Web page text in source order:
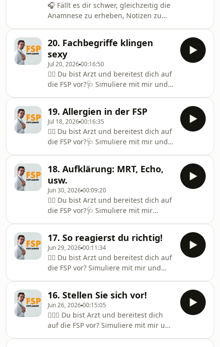
🎧 Fällt es dir schwer, gleichzeitig die
Anamnese zu erheben, Notizen zu
das mit den FSP
AudioPacks https://www.noahsclass.com/fsp-
audiopacks✏️ Tabelle - alles im
Überblick:
https://www.noahsclass.com/post/21-
bayern-konjunktiv-oder-indikativ🩺
Simuliere mit mir und bestehe die
Prüfung beim ersten Mal! Mehr
Informationen über die Sim
20. Fachbegriffe klingen
sexy
Jul 20, 202600:16:50
👨‍⚕️ Du bist Arzt und bereitest dich auf
die FSP vor?🩺 Simuliere mit mir und
Simulationen:🔗
https://www.noahsclass.com📲 Folge
mir auf Social Media und schreib mir
gerne:📸 Instagram: @noahs.class🌍
Website: https://www.noahsclass.com
📧 E-Mail:
noahs.class.info@gmail.com
19. Allergien in der FSP
Jul 18, 202600:16:35
👨‍⚕️ Du bist Arzt und bereitest dich auf
die FSP vor?🩺 Simuliere mit mir und
Simulationen:🔗
https://www.noahsclass.com📝
Transkripte findest du hier:🔗
https://www.noahsclass.com/post/10-
aussprache-und-pluralbildung-
schwieriger-wörter📲 Folge mir auf
Social Media und schreib mir gerne:
📸 Instagram: @noahs.class🌍
Website: https://www.
18. Aufklärung: MRT, Echo,
usw.
Jun 30, 202600:09:20
👨‍⚕️ Du bist Arzt und bereitest dich auf
die FSP vor?🩺 Simuliere mit mir
die
Simulationen:🔗 https://www.noahsclass.com
📝 Transkripte findest du
hier:🔗 https://www.noahsclass.com/post/folge-
18-mrt-echo-gastroskopie-koloskopie-
schlaflabor📲 Folge mir auf Social
Media und schreib mir gerne:📸
Instagram: @noahs.class🌍
Website: https://w
17. So reagierst du richtig!
Jun 29, 202600:11:34
👨‍⚕️ Du bist Arzt und bereitest dich auf
die FSP vor? Simuliere mit mir und
Simulationen: www.noahsclass.com📝
Zusammenfassungen findest du
hier:https://www.noahsclass.com/post/folge-
17-gelungene-reaktionenFolge mir
auf Social Media und schreib mich
16. Stellen Sie sich vor!
Jun 26, 202600:15:05
🧑🏽‍⚕️ Du bist Arzt und bereitest dich
auf die FSP vor? Simuliere mit mir und